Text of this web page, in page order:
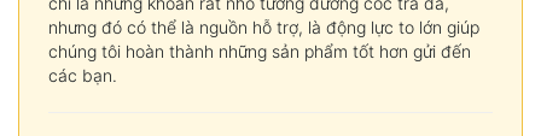
nhưng đó có thể là nguồn hỗ trợ, là động lực to lớn giúp
chúng tôi hoàn thành những sản phẩm tốt hơn gửi đến
các bạn.